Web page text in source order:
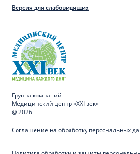
Версия для слабовидящих
Группа компаний
Медицинский центр «XXI век»
@ 2026
Соглашение на обработку персональных